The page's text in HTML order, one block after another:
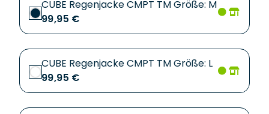
CUBE Regenjacke CMPT TM Größe: M
99,95 €
CUBE Regenjacke CMPT TM Größe: L
99,95 €